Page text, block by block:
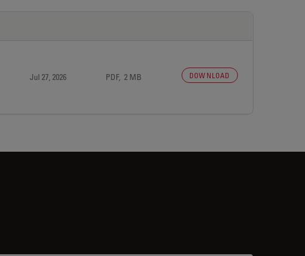
Jul 27, 2026 PDF, 2 MB DOWNLOAD